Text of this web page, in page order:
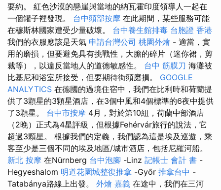
要約。 紅色沙漠的懸崖與當地的納瓦霍印度領導人一起在
一個罐子裡發現。 台中頭部按摩 在此期間，某些服務可能
在穆斯林國家遭受少量破壞。 台中養生館排毒 台胞證 香港
我們的衣服應該是天氣 申請台灣公司 桃園外燴 - 適當，實
用的磨損，但要避免具有挑戰性，大膽的碎片（迷你裙，剪
裁等），以違反當地人的道德敏感性。 台中 筋膜刀 海灘被
比基尼和浴室所接受，但要期待街頭磨損。 GOOGLE
ANALYTICS 在德國的過境住宿中，我們在比利時和荷蘭提
供了3顆星的3顆星酒店，在3個中風和4個標準的6夜中提供
了3顆星。 台中市按摩 4月，對於第10組，荷蘭中部酒店
（2晚）正式為4星評級，但根據Fehérvár旅行的說法，它
超過3顆星。 根據我們的定義，我們認為這是埃及巡遊，乘
客至少是三個不同的埃及地區/城市酒店，包括尼羅河船。
新北 按摩 在Nürnberg 台中泡腳 -Linz 記帳士 會計 書 -
Hegyeshalom 明道花園城整復推拿 -Győr 推拿台中 -
Tatabánya路線上出發。 外燴 嘉義 在途中，我們在三河